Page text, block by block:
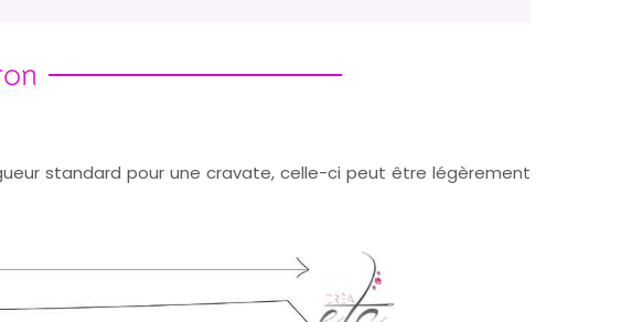
standard pour une cravate, celle-ci peut être légèrement